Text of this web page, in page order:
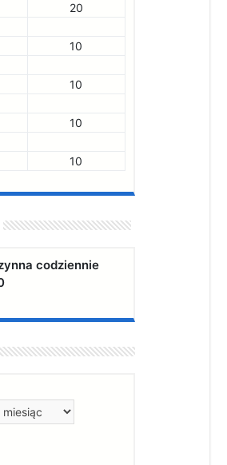
20
10
10
10
10
codziennie